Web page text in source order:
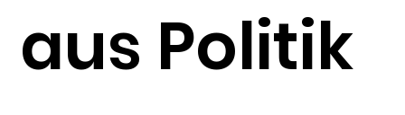
aus Politik